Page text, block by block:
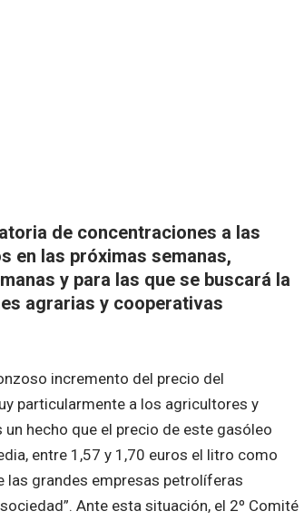
de concentraciones a las
en las próximas semanas,
y para las que se buscará la
agrarias y cooperativas
incremento del precio del
particularmente a los agricultores y
hecho que el precio de este gasóleo
entre 1,57 y 1,70 euros el litro como
las grandes empresas petrolíferas
Ante esta situación, el 2º Comité